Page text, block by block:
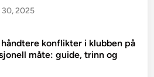
30, 2025
konflikter i klubben på
måte: guide, trinn og